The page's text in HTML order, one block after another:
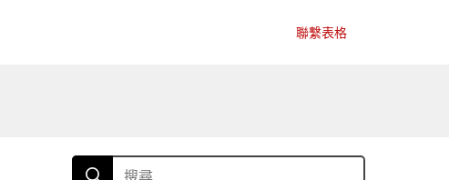
聯繫表格